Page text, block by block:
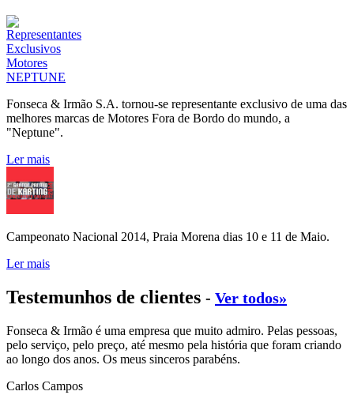
Fonseca & Irmão S.A. tornou-se representante exclusivo de uma das
melhores marcas de Motores Fora de Bordo do mundo, a
"Neptune".
Ler mais
Campeonato Nacional 2014, Praia Morena dias 10 e 11 de Maio.
Ler mais
Testemunhos de clientes - Ver todos»
Fonseca & Irmão é uma empresa que muito admiro. Pelas pessoas,
pelo serviço, pelo preço, até mesmo pela história que foram criando
ao longo dos anos. Os meus sinceros parabéns.
Carlos Campos